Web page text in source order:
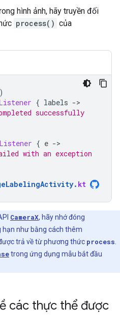
hình ảnh, hãy truyền đối
process() của
)
{ labels -
successfully
{ e -
with an exception
. kt
CameraX, hãy nhớ đóng
hạn như bằng cách thêm
trả về từ phương thức process
trong ứng dụng mẫu bắt đầu
các thực thể được